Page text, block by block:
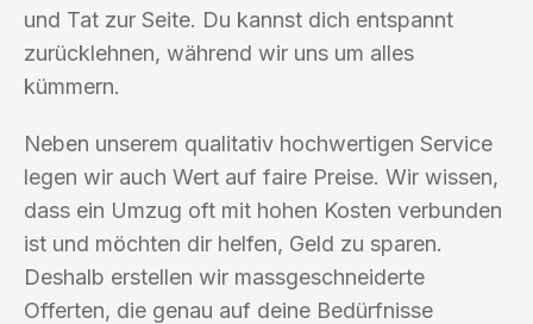
und Tat zur Seite. Du kannst dich entspannt
zurücklehnen, während wir uns um alles
kümmern.
Neben unserem qualitativ hochwertigen Service
legen wir auch Wert auf faire Preise. Wir wissen,
dass ein Umzug oft mit hohen Kosten verbunden
ist und möchten dir helfen, Geld zu sparen.
Deshalb erstellen wir massgeschneiderte
Offerten, die genau auf deine Bedürfnisse